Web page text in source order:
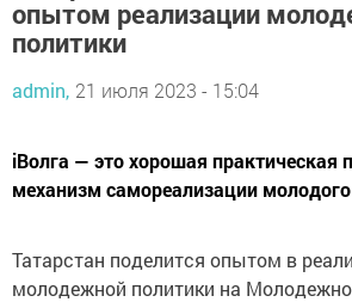
опытом реализации
политики
admin, 21 июля 2023 - 15:04
iВолга — это хорошая практическая
механизм самореализации
Татарстан поделится опытом в
молодежной политики на